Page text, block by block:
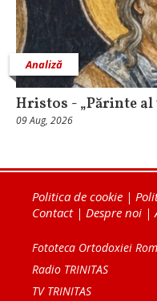
Analiză
Hristos - „Părinte al
09 Aug, 2026
Politica de cookie |
Contact| Despre noi |
Fototeca Ortodoxiei
Radio TRINITAS
TV TRINITAS